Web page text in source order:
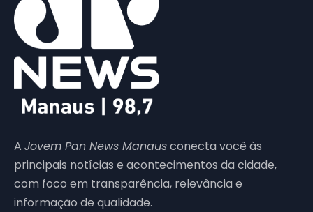
A Jovem Pan News Manausconecta você às
principais notícias e acontecimentos da cidade,
com foco em transparência, relevância e
informação de qualidade.